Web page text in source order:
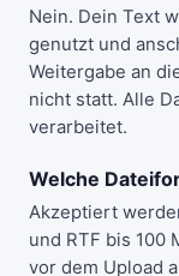
Nein. Dein Text
genutzt und
Weitergabe an
nicht statt. Alle
verarbeitet.
Welche
Akzeptiert
und RTF bis 100
vor dem Upload